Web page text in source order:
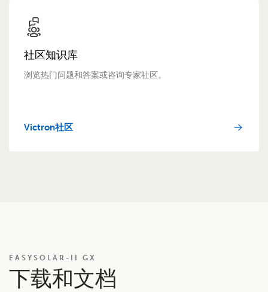
社区知识库
浏览热门问题和答案或咨询专家社区。
Victron社区
EASYSOLAR-II GX
下载和文档